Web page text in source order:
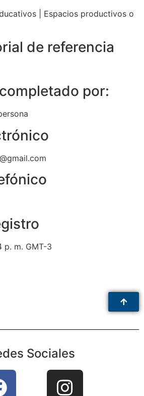
Espacios productivos o
de referencia
por:
p. m. GMT-3
Sociales